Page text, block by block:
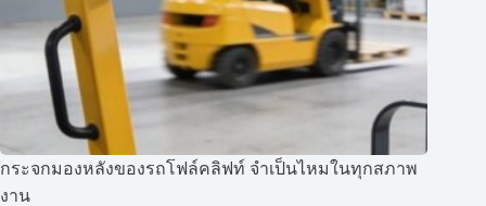
กระจกมองหลังของรถโฟล์คลิฟท์ จำเป็นไหมในทุกสภาพ
งาน